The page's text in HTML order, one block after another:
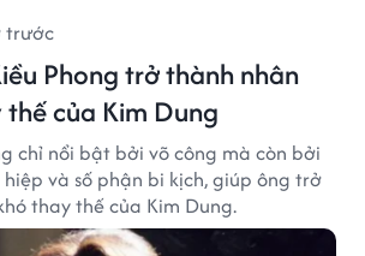
trước
Phong trở thành nhân
của Kim Dung
chỉ nổi bật bởi võ công mà còn bởi
và số phận bi kịch, giúp ông trở
thay thế của Kim Dung.